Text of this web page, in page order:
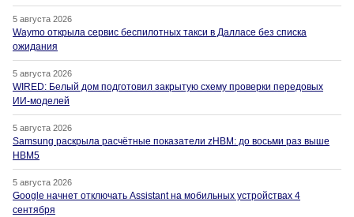
5 августа 2026
Waymo открыла сервис беспилотных такси в Далласе без списка
ожидания
5 августа 2026
WIRED: Белый дом подготовил закрытую схему проверки передовых
ИИ-моделей
5 августа 2026
Samsung раскрыла расчётные показатели zHBM: до восьми раз выше
HBM5
5 августа 2026
Google начнет отключать Assistant на мобильных устройствах 4
сентября